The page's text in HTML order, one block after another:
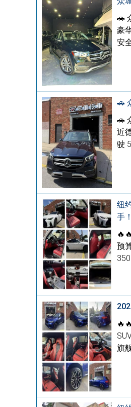
🚗
豪
安
🚗
🚗
近
驶
纽
手！
预
旗